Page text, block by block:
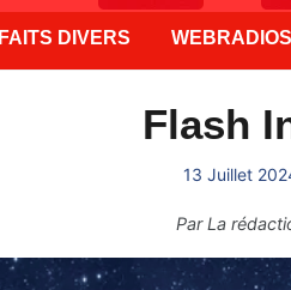
FAITS DIVERS WEBRADIOS
Flash
13 Juillet
ParLa